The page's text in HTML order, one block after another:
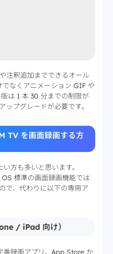
注釈追加までできるオール
なくアニメーション GIF や
は 1 本 30 分までの制限が
ップグレードが必要です。
TV を画面録画する方
方も多いと思います。
標準の画面録画機能では
で、代わりに以下の専用ア
/ iPad 向け）
番録画アプリ。App Store か